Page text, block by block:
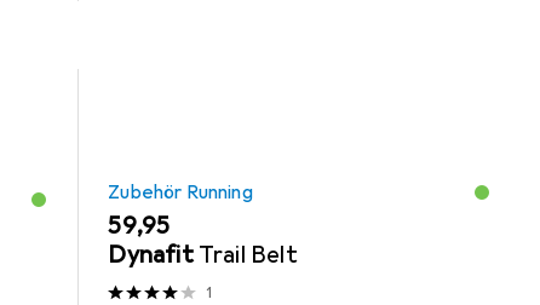
Zubehör Running
EUR
59,95
Dynafit Trail Belt
1